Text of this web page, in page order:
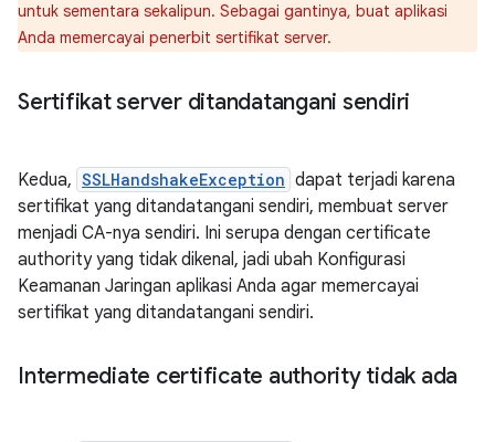
untuk sementara sekalipun. Sebagai gantinya, buat aplikasi
Anda memercayai penerbit sertifikat server.
Sertifikat server ditandatangani sendiri
Kedua, SSLHandshakeException dapat terjadi karena
sertifikat yang ditandatangani sendiri, membuat server
menjadi CA-nya sendiri. Ini serupa dengan certificate
authority yang tidak dikenal, jadi ubah Konfigurasi
Keamanan Jaringan aplikasi Anda agar memercayai
sertifikat yang ditandatangani sendiri.
Intermediate certificate authority tidak ada